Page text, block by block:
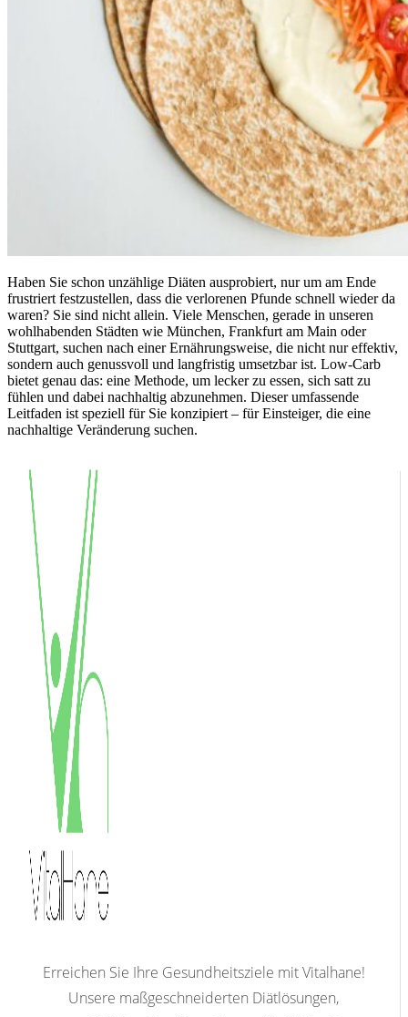
Haben Sie schon unzählige Diäten ausprobiert, nur um am Ende
frustriert festzustellen, dass die verlorenen Pfunde schnell wieder da
waren? Sie sind nicht allein. Viele Menschen, gerade in unseren
wohlhabenden Städten wie München, Frankfurt am Main oder
Stuttgart, suchen nach einer Ernährungsweise, die nicht nur effektiv,
sondern auch genussvoll und langfristig umsetzbar ist. Low-Carb
bietet genau das: eine Methode, um lecker zu essen, sich satt zu
fühlen und dabei nachhaltig abzunehmen. Dieser umfassende
Leitfaden ist speziell für Sie konzipiert – für Einsteiger, die eine
nachhaltige Veränderung suchen.
Erreichen Sie Ihre Gesundheitsziele mit Vitalhane!
Unsere maßgeschneiderten Diätlösungen,